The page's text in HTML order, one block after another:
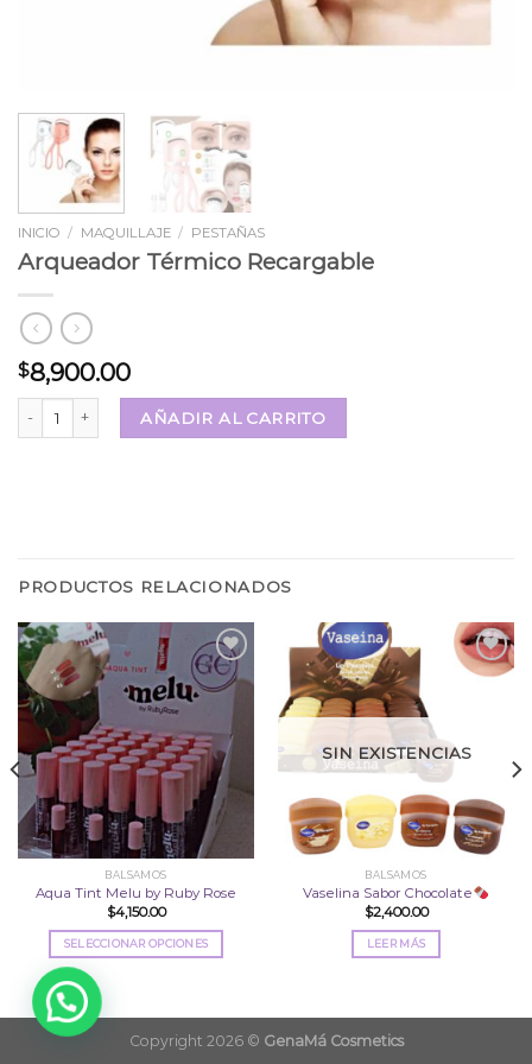
INICIO / MAQUILLAJE / PESTAÑAS
Arqueador Térmico Recargable
$8,900.00
Arqueador Térmico Recargable cantidad
AÑADIR AL CARRITO
PRODUCTOS RELACIONADOS
lista
de
deseos
BALSAMOS
Aqua Tint Melu by Ruby Rose
$4,150.00
SELECCIONAR OPCIONES
múltiples
variantes.
SIN EXISTENCIAS
BALSAMOS
Vaselina Sabor Chocolate
$2,400.00
LEER MÁS
Copyright 2026 © GenaMá Cosmetics